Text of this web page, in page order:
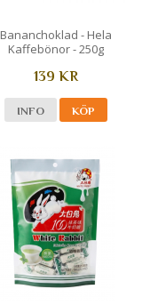
Bananchoklad - Hela
Kaffebönor - 250g
139 KR
INFO KÖP